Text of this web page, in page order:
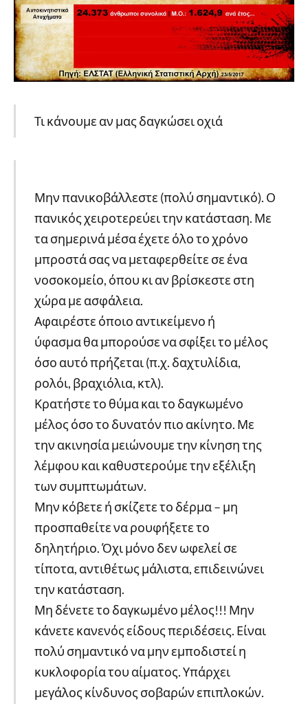
Τι κάνουμε αν μας δαγκώσει οχιά
Μην πανικοβάλλεστε (πολύ σημαντικό). Ο
πανικός χειροτερεύει την κατάσταση. Με
τα σημερινά μέσα έχετε όλο το χρόνο
μπροστά σας να μεταφερθείτε σε ένα
νοσοκομείο, όπου κι αν βρίσκεστε στη
χώρα με ασφάλεια.
Αφαιρέστε όποιο αντικείμενο ή
ύφασμα θα μπορούσε να σφίξει το μέλος
όσο αυτό πρήζεται (π.χ. δαχτυλίδια,
ρολόι, βραχιόλια, κτλ).
Κρατήστε το θύμα και το δαγκωμένο
μέλος όσο το δυνατόν πιο ακίνητο. Με
την ακινησία μειώνουμε την κίνηση της
λέμφου και καθυστερούμε την εξέλιξη
των συμπτωμάτων.
Μην κόβετε ή σκίζετε το δέρμα – μη
προσπαθείτε να ρουφήξετε το
δηλητήριο. Όχι μόνο δεν ωφελεί σε
τίποτα, αντιθέτως μάλιστα, επιδεινώνει
την κατάσταση.
Μη δένετε το δαγκωμένο μέλος!!! Μην
κάνετε κανενός είδους περιδέσεις. Είναι
πολύ σημαντικό να μην εμποδιστεί η
κυκλοφορία του αίματος. Υπάρχει
μεγάλος κίνδυνος σοβαρών επιπλοκών.